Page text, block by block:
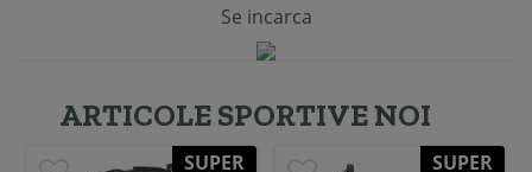
Se incarca
ARTICOLE SPORTIVE NOI
SUPER
SUPER